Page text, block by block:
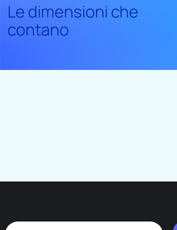
Le dimensioni che
contano